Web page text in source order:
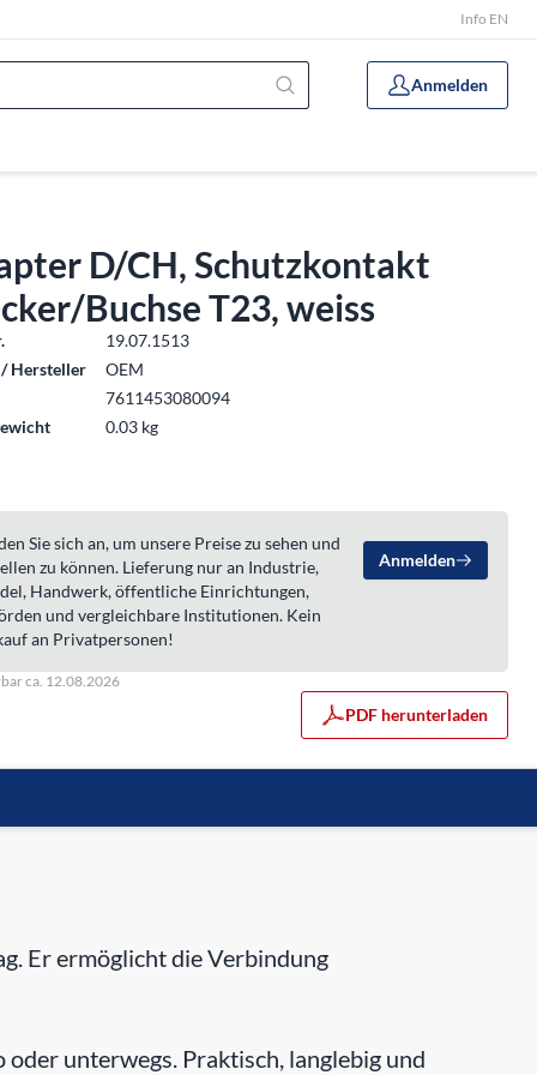
Info EN
Anmelden
D/CH, Schutzkontakt
Buchse T23, weiss
19.07.1513
Hersteller
OEM
7611453080094
0.03 kg
Sie sich an, um unsere Preise zu sehen und
zu können. Lieferung nur an Industrie,
Handwerk, öffentliche Einrichtungen,
und vergleichbare Institutionen. Kein
an Privatpersonen!
Anmelden
ca. 12.08.2026
PDF herunterladen
Er ermöglicht die Verbindung
unterwegs. Praktisch, langlebig und